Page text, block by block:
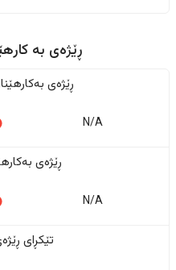
ڕێژەى به
ڕێژەى
N/A
ڕێژەى
N/A
تێکڕای